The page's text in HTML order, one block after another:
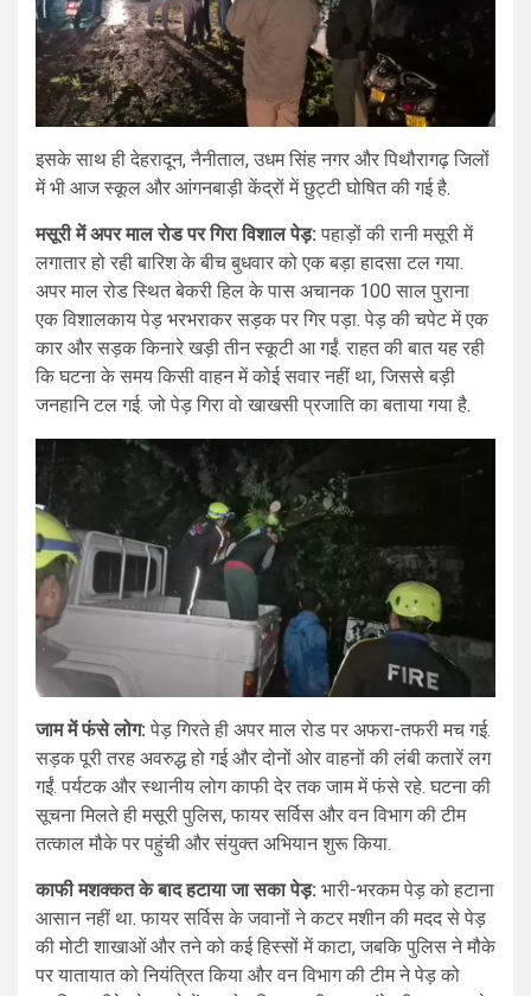
इसके साथ ही देहरादून, नैनीताल, उधम सिंह नगर और पिथौरागढ़ जिलों
में भी आज स्कूल और आंगनबाड़ी केंद्रों में छुट्टी घोषित की गई है.
मसूरी में अपर माल रोड पर गिरा विशाल पेड़: पहाड़ों की रानी मसूरी में
लगातार हो रही बारिश के बीच बुधवार को एक बड़ा हादसा टल गया.
अपर माल रोड स्थित बेकरी हिल के पास अचानक 100 साल पुराना
एक विशालकाय पेड़ भरभराकर सड़क पर गिर पड़ा. पेड़ की चपेट में एक
कार और सड़क किनारे खड़ी तीन स्कूटी आ गईं. राहत की बात यह रही
कि घटना के समय किसी वाहन में कोई सवार नहीं था, जिससे बड़ी
जनहानि टल गई. जो पेड़ गिरा वो खाखसी प्रजाति का बताया गया है.
जाम में फंसे लोग: पेड़ गिरते ही अपर माल रोड पर अफरा-तफरी मच गई.
सड़क पूरी तरह अवरुद्ध हो गई और दोनों ओर वाहनों की लंबी कतारें लग
गईं. पर्यटक और स्थानीय लोग काफी देर तक जाम में फंसे रहे. घटना की
सूचना मिलते ही मसूरी पुलिस, फायर सर्विस और वन विभाग की टीम
तत्काल मौके पर पहुंची और संयुक्त अभियान शुरू किया.
काफी मशक्कत के बाद हटाया जा सका पेड़: भारी-भरकम पेड़ को हटाना
आसान नहीं था. फायर सर्विस के जवानों ने कटर मशीन की मदद से पेड़
की मोटी शाखाओं और तने को कई हिस्सों में काटा, जबकि पुलिस ने मौके
पर यातायात को नियंत्रित किया और वन विभाग की टीम ने पेड़ को